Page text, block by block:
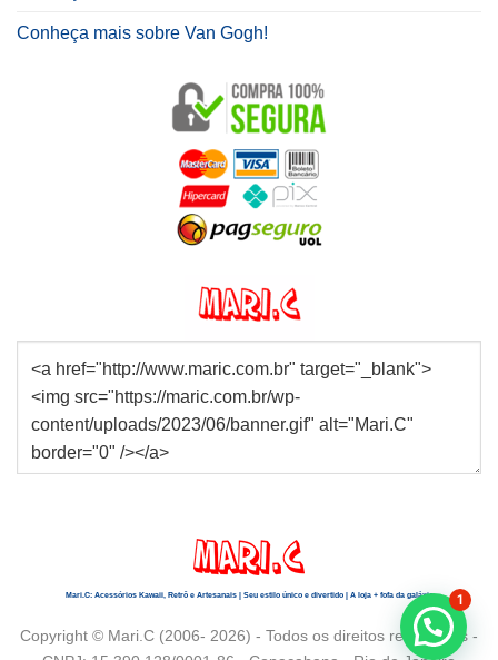
Conheça mais sobre Van Gogh!
Mari.C: Acessórios Kawaii, Retrô e Artesanais | Seu estilo único e divertido | A loja + fofa da galáxia
Copyright © Mari.C (2006- 2026) - Todos os direitos reservados -
1